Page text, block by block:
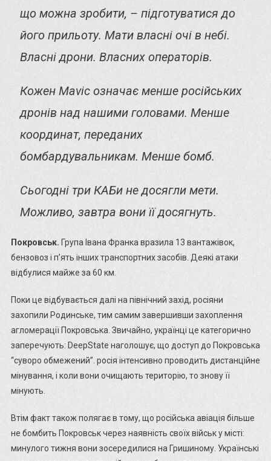
що можна зробити, – підготуватися до
його прильоту. Мати власні очі в небі.
Власні дрони. Власних операторів.
Кожен Mavic означає менше російських
дронів над нашими головами. Менше
координат, переданих
бомбардувальникам. Менше бомб.
Сьогодні три КАБи не досягли мети.
Можливо, завтра вони її досягнуть.
Покровськ. Група Івана Франка вразила 13 вантажівок,
бензовоз і п’ять інших транспортних засобів. Деякі атаки
відбулися майже за 60 км.
Поки це відбувається далі на північний захід, росіяни
захопили Родинське, тим самим завершивши захоплення
агломерації Покровська. Звичайно, українці це категорично
заперечують: DeepState наголошує, що доступ до Покровська
“суворо обмежений”. росія інтенсивно проводить дистанційне
мінування, і коли вони очищають територію, то знову її
мінують.
Втім факт також полягає в тому, що російська авіація більше
не бомбить Покровськ через наявність своїх військ у місті:
минулого тижня вони зосередилися на Гришиному. Українські